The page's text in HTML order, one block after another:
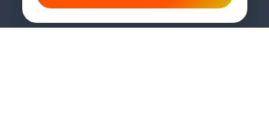
Как это сделать